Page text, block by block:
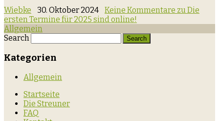
Wiebke 30. Oktober 2024 Keine Kommentare zu Die
ersten Termine für 2025 sind online!
Allgemein
Search
Kategorien
Allgemein
Startseite
Die Streuner
FAQ